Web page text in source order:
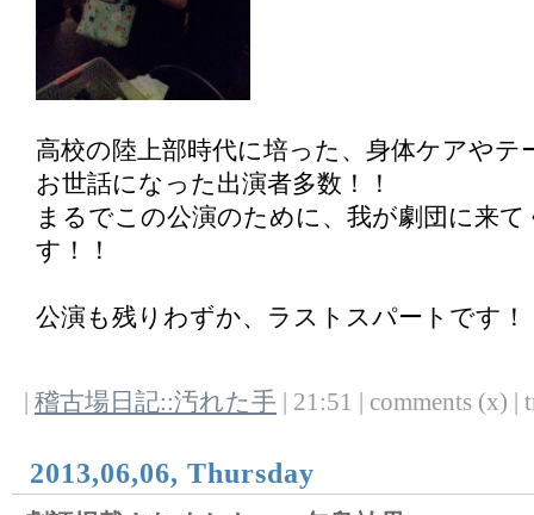
高校の陸上部時代に培った、身体ケアやテ
お世話になった出演者多数！！
まるでこの公演のために、我が劇団に来
す！！
公演も残りわずか、ラストスパートです！
稽古場日記::汚れた手 | 21:51 | comments (x) |
2013,06,06, Thursday